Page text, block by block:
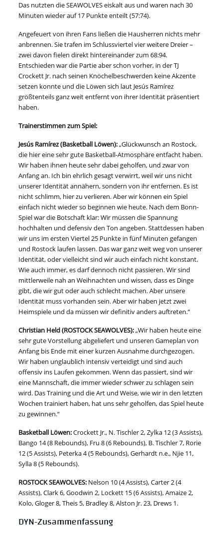
Das nutzten die SEAWOLVES eiskalt aus und waren nach 30
Minuten wieder auf 17 Punkte enteilt (57:74).
Angefeuert von ihren Fans ließen die Hausherren nichts mehr
anbrennen. Sie trafen im Schlussviertel vier weitere Dreier –
zwei davon fielen direkt hintereinander zum 68:94.
Entschieden war die Partie aber schon vorher, in der TJ
Crockett Jr. nach seinen Knöchelbeschwerden keine Akzente
setzen konnte und die Löwen sich laut Jesús Ramírez
größtenteils ganz weit entfernt von ihrer Identität präsentiert
haben.
Trainerstimmen zum Spiel:
Jesús Ramírez (Basketball Löwen):„Glückwunsch an Rostock,
die hier eine sehr gute Basketball-Atmosphäre entfacht haben.
Wir haben ihnen heute sehr dabei geholfen, und zwar von
Anfang an. Ich bin ehrlich gesagt verwirrt, weil wir uns nicht
unserer Identität annähern, sondern von ihr entfernen. Es ist
nicht schlimm, hier zu verlieren. Aber wir können ein Spiel
einfach nicht wieder so beginnen wie heute. Nach dem Bonn-
Spiel war die Botschaft klar: Wir müssen die Spannung
hochhalten und defensiv den Ton angeben. Stattdessen haben
wir uns im ersten Viertel 25 Punkte in fünf Minuten gefangen
und Rostock laufen lassen. Das war ganz weit weg von unserer
Identität, oder vielleicht sind wir auch einfach nicht konstant.
Wie auch immer, es darf dennoch nicht passieren. Wir sind
mittlerweile nah an Weihnachten und wissen, dass es Dinge
gibt, die wir gut oder auch schlecht machen. Aber unsere
Identität muss vorhanden sein. Aber wir haben jetzt zwei
Heimspiele und da müssen wir definitiv anders auftreten.“
Christian Held (ROSTOCK SEAWOLVES):„Wir haben heute eine
sehr gute Vorstellung abgeliefert und unseren Gameplan von
Anfang bis Ende mit einer kurzen Ausnahme durchgezogen.
Wir haben unglaublich intensiv verteidigt und sind auch
offensiv ins Laufen gekommen. Wenn das passiert, sind wir
eine Mannschaft, die immer wieder schwer zu schlagen sein
wird. Das Training und die Art und Weise, wie wir in den letzten
Wochen trainiert haben, hat uns sehr geholfen, das Spiel heute
zu gewinnen.“
Basketball Löwen:Crockett Jr., N. Tischler 2, Zylka 12 (3 Assists),
Bango 14 (8 Rebounds), Fru 8 (6 Rebounds), B. Tischler 7, Rorie
12 (5 Assists), Peterka 4 (5 Rebounds), Gerhardt n.e., Njie 11,
Sylla 8 (5 Rebounds).
ROSTOCK SEAWOLVES: Nelson 10 (4 Assists), Carter 2 (4
Assists), Clark 6, Goodwin 2, Lockett 15 (6 Assists), Amaize 2,
Kolo, Gloger 8, Theis 5, Bradley 8, Alston Jr. 23, Drews 1.
DYN-Zusammenfassung